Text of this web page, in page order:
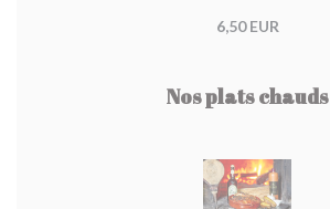
6,50 EUR
Nos plats chauds